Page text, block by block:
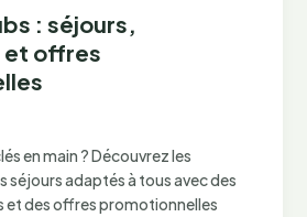
: séjours,
et offres
en main ? Découvrez les
séjours adaptés à tous avec des
et des offres promotionnelles